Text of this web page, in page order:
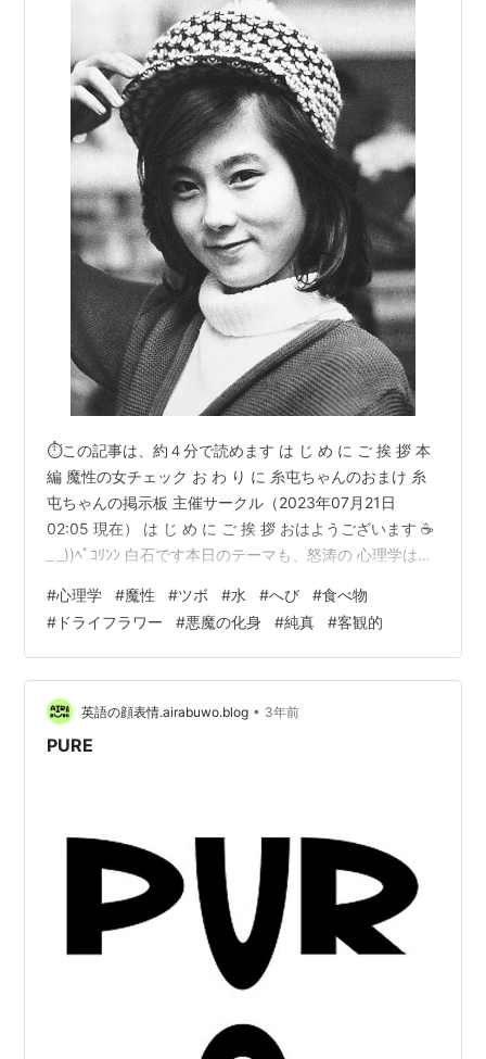
⏱この記事は、約４分で読めます は じ め に ご 挨 拶 本
編 魔性の女チェック お わ り に 糸屯ちゃんのおまけ 糸
屯ちゃんの掲示板 主催サークル（2023年07月21日
02:05 現在） は じ め に ご 挨 拶 おはようございます ☕
_ _))ﾍﾟｺﾘﾝﾝ 白石です本日のテーマも、怒涛の 心理学は摩
寺ですそれでは、わたくしの方からお送りさせていただ
きます心理学は摩訶不思議１４ のご紹介をします魔性の
女チェック です！ (・・*)。。oＯ(妄想中) それでは、皆
さん 楽しんでってくださいね (* ˃ ᵕ ˂ )…
#心理学 #魔性 #ツボ #水 #へび #食べ物
# ドライフラワー #悪魔の化身 #純真 #客観的
英語の顔表情.airabuwo.blog • 3年前
PURE